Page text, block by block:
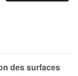
des surfaces